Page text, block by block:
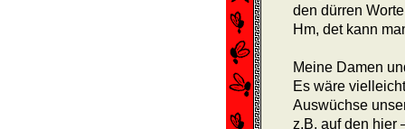
den dürren
Hm, det kann
Meine Damen
Es wäre
Auswüchse
z.B. auf den hier